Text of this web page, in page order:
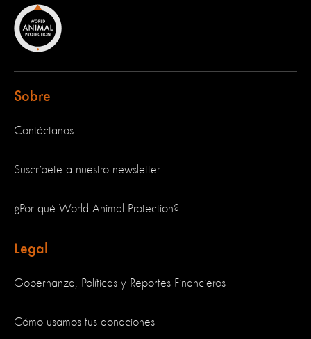
Sobre
Contáctanos
Suscríbete a nuestro newsletter
¿Por qué World Animal Protection?
Legal
Gobernanza, Políticas y Reportes Financieros
Cómo usamos tus donaciones